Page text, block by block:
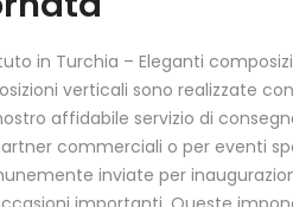
in Turchia – Eleganti
verticali sono realizzate
affidabile servizio di
commerciali o per eventi
inviate per